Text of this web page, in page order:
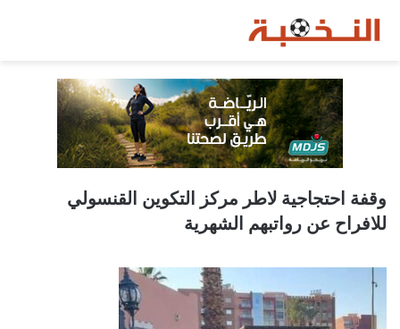
وقفة احتجاجية لاطر مركز التكوين القنسولي
للافراح عن رواتبهم الشهرية